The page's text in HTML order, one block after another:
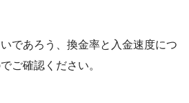
であろう、換金率と入金速度につ
ご確認ください。